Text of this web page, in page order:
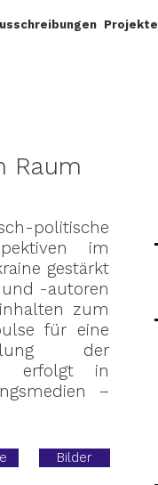
Projekte
Raum
politische
im
gestärkt
-autoren
zum
für eine
der
erfolgt in
–
Bilder